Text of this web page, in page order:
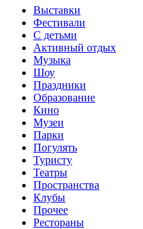
Выставки
Фестивали
С детьми
Активный отдых
Музыка
Шоу
Праздники
Образование
Кино
Музеи
Парки
Погулять
Туристу
Театры
Пространства
Клубы
Прочее
Рестораны